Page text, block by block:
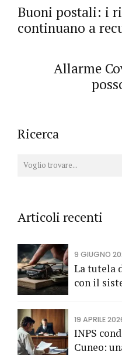
Buoni postali: i
continuano a
Allarme
Ricerca
Articoli recenti
9 GIUGNO
La tutela
con il sistema del
19 APRILE
INPS
Cuneo: